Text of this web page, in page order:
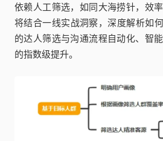
依赖人工筛选，如同大海捞针，效
将结合一线实战洞察，深度解析如
的达人筛选与沟通流程自动化、智
的指数级提升。